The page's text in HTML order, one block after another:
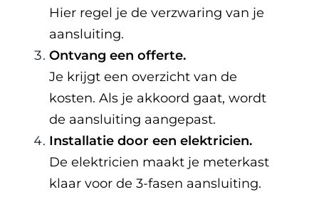
Hier regel je de verzwaring van je
aansluiting.
Ontvang een offerte.
Je krijgt een overzicht van de
kosten. Als je akkoord gaat, wordt
de aansluiting aangepast.
Installatie door een elektricien.
De elektricien maakt je meterkast
klaar voor de 3-fasen aansluiting.